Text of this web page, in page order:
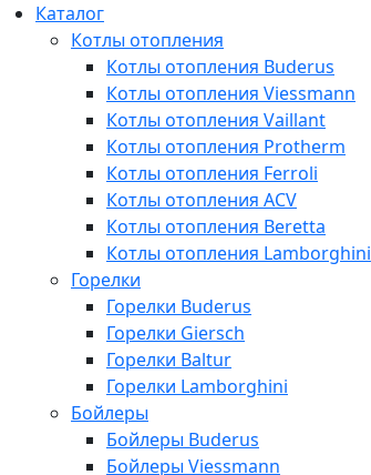
Каталог
Котлы отопления
Котлы отопления Buderus
Котлы отопления Viessmann
Котлы отопления Vaillant
Котлы отопления Protherm
Котлы отопления Ferroli
Котлы отопления ACV
Котлы отопления Beretta
Котлы отопления Lamborghini
Горелки
Горелки Buderus
Горелки Giersch
Горелки Baltur
Горелки Lamborghini
Бойлеры
Бойлеры Buderus
Бойлеры Viessmann